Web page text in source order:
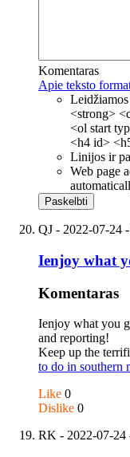
Komentaras
Apie teksto
<strong>
<ol start
<h4 id>
Linijos ir
Web page
QJ - 2022-07-24
Ienjoy what
Komentaras
Ienjoy what you
and reporting!
Keep up the
to do in southern
Like 0
Dislike 0
RK - 2022-07-24